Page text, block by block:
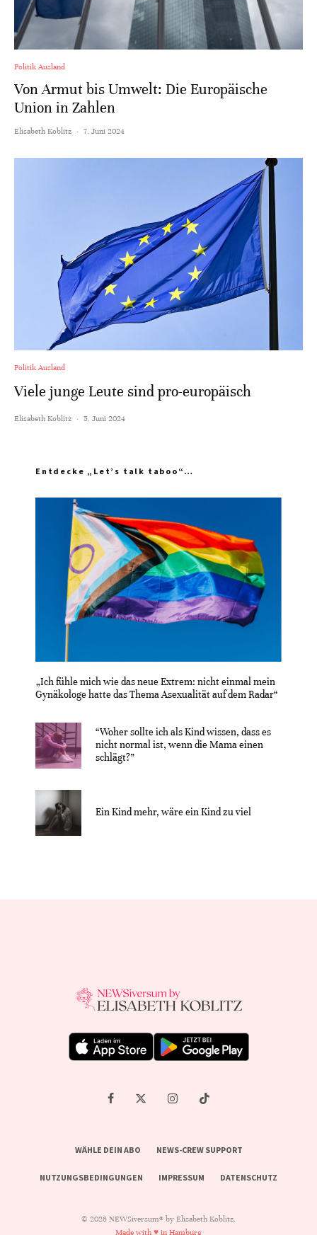
Politik Ausland
Von Armut bis Umwelt: Die Europäische
Union in Zahlen
Elisabeth Koblitz · 7. Juni 2024
Politik Ausland
Viele junge Leute sind pro-europäisch
Elisabeth Koblitz · 5. Juni 2024
Entdecke „Let’s talk taboo“…
„Ich fühle mich wie das neue Extrem: nicht einmal mein
Gynäkologe hatte das Thema Asexualität auf dem Radar“
“Woher sollte ich als Kind wissen, dass es
nicht normal ist, wenn die Mama einen
schlägt?”
Ein Kind mehr, wäre ein Kind zu viel
WÄHLE DEIN ABO NEWS-CREW SUPPORT
NUTZUNGSBEDINGUNGEN IMPRESSUM DATENSCHUTZ
© 2026 NEWSiversum® by Elisabeth Koblitz.
Made with ♥ in Hamburg